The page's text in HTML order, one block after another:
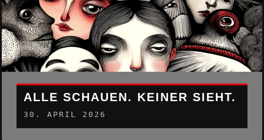
ALLE SCHAUEN. KEINER SIEHT.
30. APRIL 2026